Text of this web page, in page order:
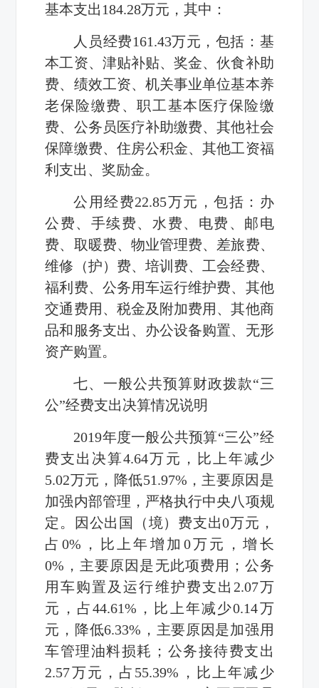
基本支出184.28万元，其中：
人员经费161.43万元，包括：基
本工资、津贴补贴、奖金、伙食补助
费、绩效工资、机关事业单位基本养
老保险缴费、职工基本医疗保险缴
费、公务员医疗补助缴费、其他社会
保障缴费、住房公积金、其他工资福
利支出、奖励金。
公用经费22.85万元，包括：办
公费、手续费、水费、电费、邮电
费、取暖费、物业管理费、差旅费、
维修（护）费、培训费、工会经费、
福利费、公务用车运行维护费、其他
交通费用、税金及附加费用、其他商
品和服务支出、办公设备购置、无形
资产购置。
七、一般公共预算财政拨款“三
公”经费支出决算情况说明
2019年度一般公共预算“三公”经
费支出决算4.64万元，比上年减少
5.02万元，降低51.97% ，主要原因是
加强内部管理，严格执行中央八项规
定。因公出国（境）费支出0万元，
占 0% ，比上年增加 0万元，增长
0% ，主要原因是无此项费用；公务
用车购置及运行维护费支出 2.07万
元，占44.61% ，比上年减少0.14万
元，降低6.33% ，主要原因是加强用
车管理油料损耗；公务接待费支出
2.57万元，占 55.39% ，比上年减少